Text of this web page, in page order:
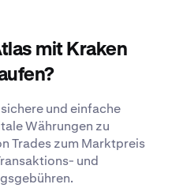
mit Kraken
und einfache
Währungen zu
Trades zum Marktpreis
und